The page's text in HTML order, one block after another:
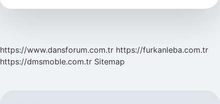
https://www.dansforum.com.tr https://furkanleba.com.tr
https://dmsmoble.com.tr Sitemap